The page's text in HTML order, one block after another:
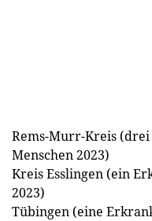
Rems-Murr-Kreis
Menschen 2023)
Kreis Esslingen (ein
2023)
Tübingen (eine